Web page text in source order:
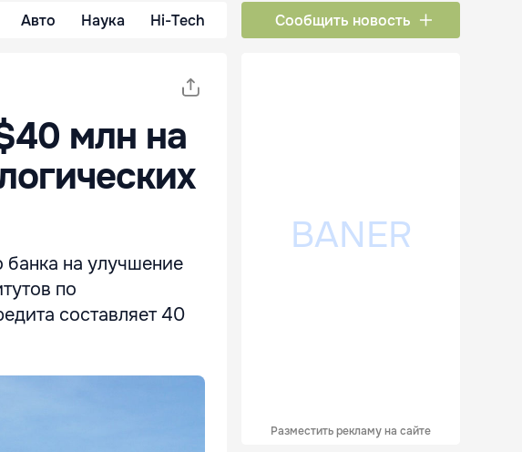
Авто Наука Hi-Tech Сообщить новость
млн на
на улучшение
по
составляет 40
Разместить рекламу на сайте